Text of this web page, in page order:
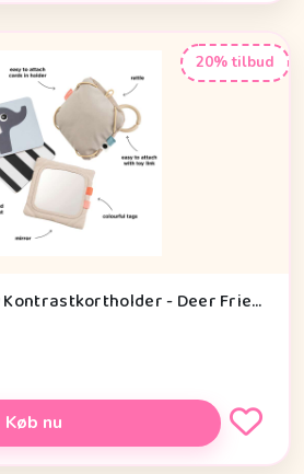
20% tilbud
Done By Deer Baby Kontrastkortholder - Deer Friends - Sand
Køb nu